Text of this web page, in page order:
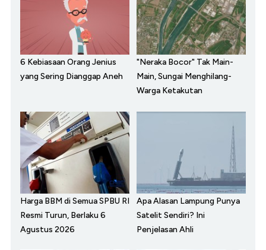
6 Kebiasaan Orang Jenius
yang Sering Dianggap Aneh
"Neraka Bocor" Tak Main-
Main, Sungai Menghilang-
Warga Ketakutan
Harga BBM di Semua SPBU RI
Resmi Turun, Berlaku 6
Agustus 2026
Apa Alasan Lampung Punya
Satelit Sendiri? Ini
Penjelasan Ahli